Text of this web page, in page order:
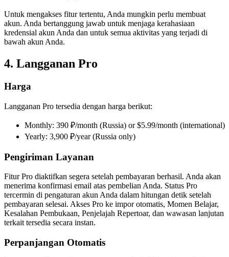
Untuk mengakses fitur tertentu, Anda mungkin perlu membuat
akun. Anda bertanggung jawab untuk menjaga kerahasiaan
kredensial akun Anda dan untuk semua aktivitas yang terjadi di
bawah akun Anda.
4. Langganan Pro
Harga
Langganan Pro tersedia dengan harga berikut:
Monthly: 390 ₽/month (Russia) or $5.99/month (international)
Yearly: 3,900 ₽/year (Russia only)
Pengiriman Layanan
Fitur Pro diaktifkan segera setelah pembayaran berhasil. Anda akan
menerima konfirmasi email atas pembelian Anda. Status Pro
tercermin di pengaturan akun Anda dalam hitungan detik setelah
pembayaran selesai. Akses Pro ke impor otomatis, Momen Belajar,
Kesalahan Pembukaan, Penjelajah Repertoar, dan wawasan lanjutan
terkait tersedia secara instan.
Perpanjangan Otomatis